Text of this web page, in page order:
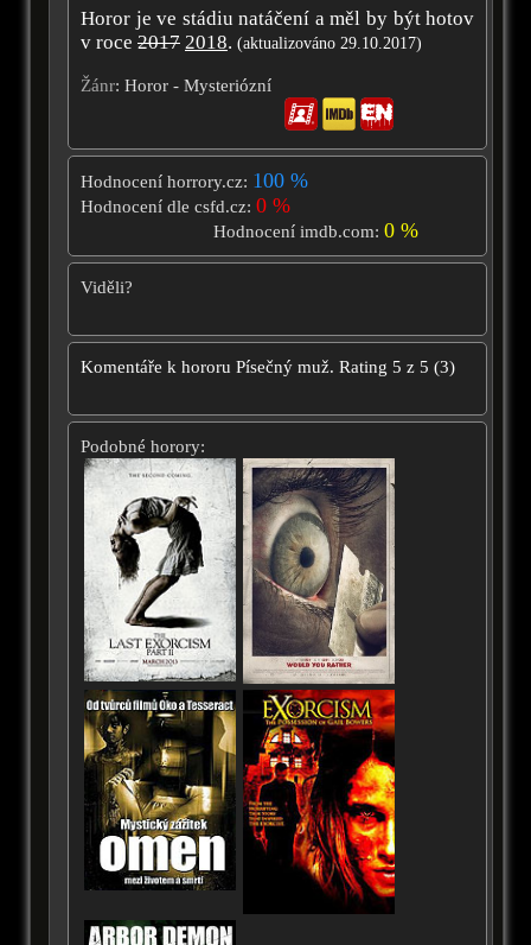
Horor je ve stádiu natáčení a měl by být hotov
v roce 2017 2018. (aktualizováno 29.10.2017)
Žánr: Horor - Mysteriózní
Hodnocení horrory.cz: 100 %
Hodnocení dle csfd.cz: 0 %
Hodnocení imdb.com:0 %
Viděli?
Komentáře k hororu Písečný muž. Rating 5 z 5 (3)
Podobné horory: